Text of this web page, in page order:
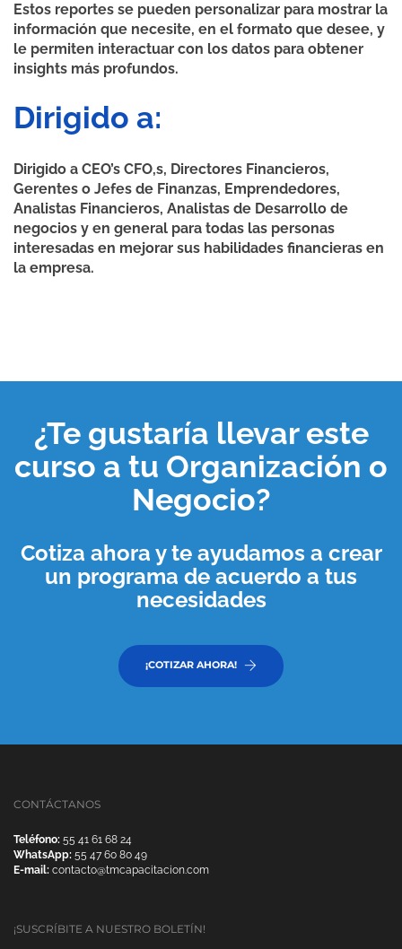
Estos reportes se pueden personalizar para mostrar la
información que necesite, en el formato que desee, y
le permiten interactuar con los datos para obtener
insights más profundos.
Dirigido a:
Dirigido a CEO’s CFO,s, Directores Financieros,
Gerentes o Jefes de Finanzas, Emprendedores,
Analistas Financieros, Analistas de Desarrollo de
negocios y en general para todas las personas
interesadas en mejorar sus habilidades financieras en
la empresa.
¿Te gustaría llevar este
curso a tu Organización o
Negocio?
Cotiza ahora y te ayudamos a crear
un programa de acuerdo a tus
necesidades
¡COTIZAR AHORA!
CONTÁCTANOS
Teléfono: 55 41 61 68 24
WhatsApp: 55 47 60 80 49
E-mail: contacto@tmcapacitacion.com
¡SUSCRÍBITE A NUESTRO BOLETÍN!